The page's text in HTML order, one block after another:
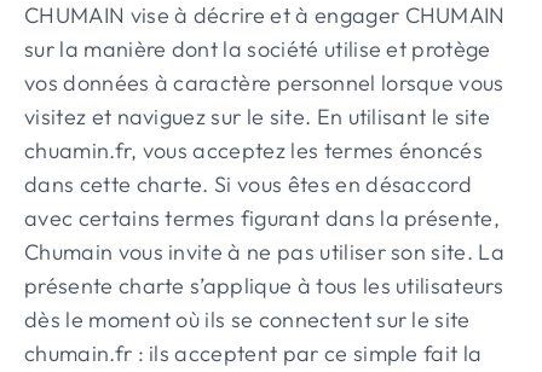
CHUMAIN vise à décrire et à engager CHUMAIN
sur la manière dont la société utilise et protège
vos données à caractère personnel lorsque vous
visitez et naviguez sur le site. En utilisant le site
chuamin.fr, vous acceptez les termes énoncés
dans cette charte. Si vous êtes en désaccord
avec certains termes figurant dans la présente,
Chumain vous invite à ne pas utiliser son site. La
présente charte s’applique à tous les utilisateurs
dès le moment où ils se connectent sur le site
chumain.fr : ils acceptent par ce simple fait la